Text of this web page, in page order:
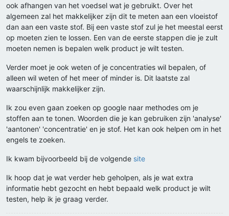
ook afhangen van het voedsel wat je gebruikt. Over het
algemeen zal het makkelijker zijn dit te meten aan een vloeistof
dan aan een vaste stof. Bij een vaste stof zul je het meestal eerst
op moeten zien te lossen. Een van de eerste stappen die je zult
moeten nemen is bepalen welk product je wilt testen.
Verder moet je ook weten of je concentraties wil bepalen, of
alleen wil weten of het meer of minder is. Dit laatste zal
waarschijnlijk makkelijker zijn.
Ik zou even gaan zoeken op google naar methodes om je
stoffen aan te tonen. Woorden die je kan gebruiken zijn 'analyse'
'aantonen' 'concentratie' en je stof. Het kan ook helpen om in het
engels te zoeken.
Ik kwam bijvoorbeeld bij de volgende site
Ik hoop dat je wat verder heb geholpen, als je wat extra
informatie hebt gezocht en hebt bepaald welk product je wilt
testen, help ik je graag verder.